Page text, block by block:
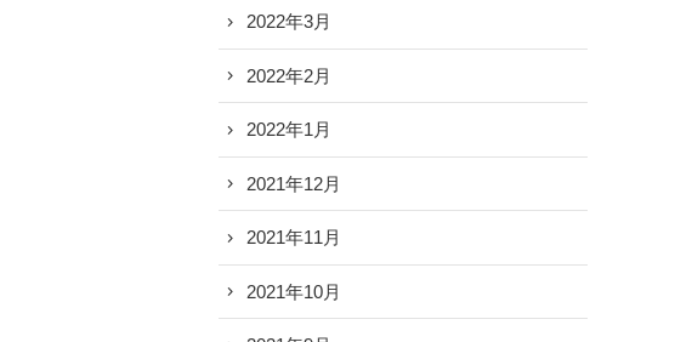
2022年3月
2022年2月
2022年1月
2021年12月
2021年11月
2021年10月